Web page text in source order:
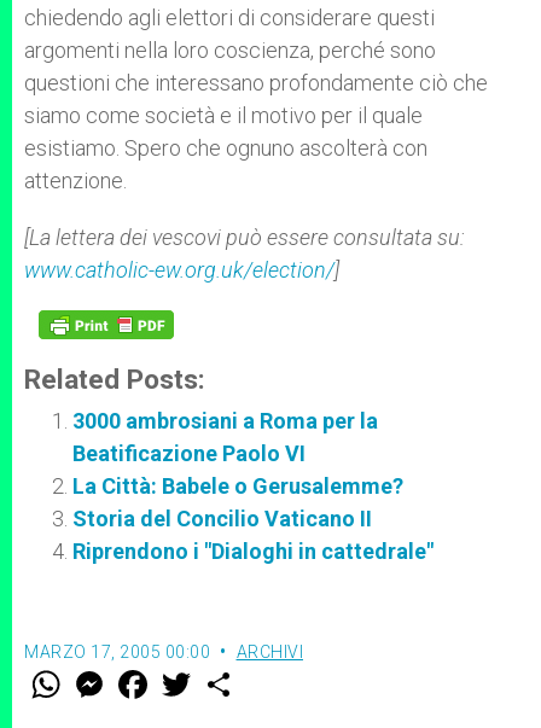
chiedendo agli elettori di considerare questi
argomenti nella loro coscienza, perché sono
questioni che interessano profondamente ciò che
siamo come società e il motivo per il quale
esistiamo. Spero che ognuno ascolterà con
attenzione.
[La lettera dei vescovi può essere consultata su:
www.catholic-ew.org.uk/election/]
Related Posts:
3000 ambrosiani a Roma per la
Beatificazione Paolo VI
La Città: Babele o Gerusalemme?
Storia del Concilio Vaticano II
Riprendono i "Dialoghi in cattedrale"
MARZO 17, 2005 00:00 ARCHIVI
W M
e
F
a w